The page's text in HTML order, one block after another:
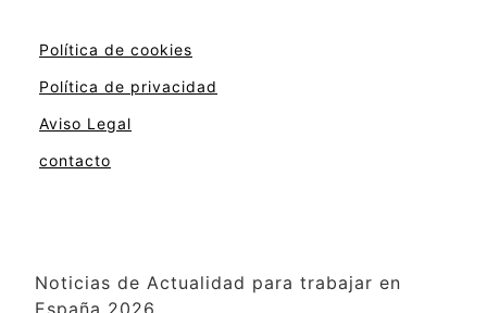
Política de cookies
Política de privacidad
Aviso Legal
contacto
Noticias de Actualidad para trabajar en
España 2026